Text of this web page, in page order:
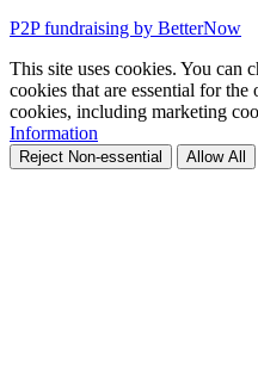
P2P fundraising by BetterNow
This site uses cookies. You can
cookies that are essential for
cookies, including marketing
Information
Reject Non-essential Allow All